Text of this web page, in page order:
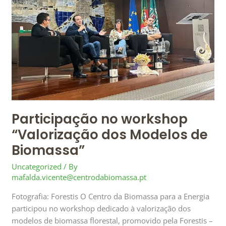
Participação no workshop
“Valorização dos Modelos de
Biomassa”
Uncategorized / By
mafalda.vicente@centrodabiomassa.pt
Fotografia: Forestis O Centro da Biomassa para a Energia
participou no workshop dedicado à valorização dos
modelos de biomassa florestal, promovido pela Forestis –
dos
Modelos
de
Biomassa”